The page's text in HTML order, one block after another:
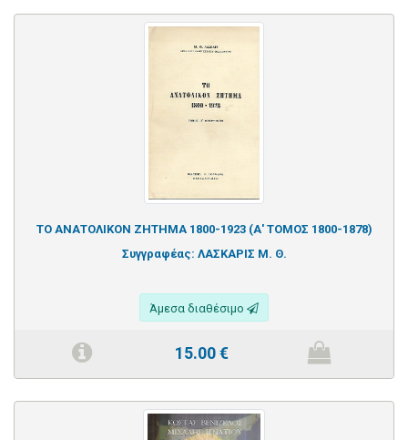
ΤΟ ΑΝΑΤΟΛΙΚΟΝ ΖΗΤΗΜΑ 1800-1923 (Α' ΤΟΜΟΣ 1800-1878)
Συγγραφέας: ΛΑΣΚΑΡΙΣ Μ. Θ.
Άμεσα διαθέσιμο
15.00€